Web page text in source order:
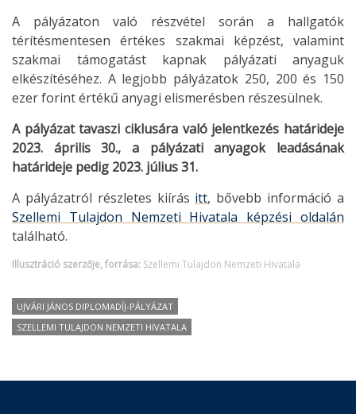
A pályázaton való részvétel során a hallgatók
térítésmentesen értékes szakmai képzést, valamint
szakmai támogatást kapnak pályázati anyaguk
elkészítéséhez. A legjobb pályázatok 250, 200 és 150
ezer forint értékű anyagi elismerésben részesülnek.
A pályázat tavaszi ciklusára való jelentkezés határideje
2023. április 30., a pályázati anyagok leadásának
határideje pedig 2023. július 31.
A pályázatról részletes kiírás itt, bővebb információ a
Szellemi Tulajdon Nemzeti Hivatala képzési oldalán
található.
Illusztráció szerzője, forrása: Szellemi Tulajdon Nemzeti Hivatala
UJVÁRI JÁNOS DIPLOMADÍJ-PÁLYÁZAT
SZELLEMI TULAJDON NEMZETI HIVATALA